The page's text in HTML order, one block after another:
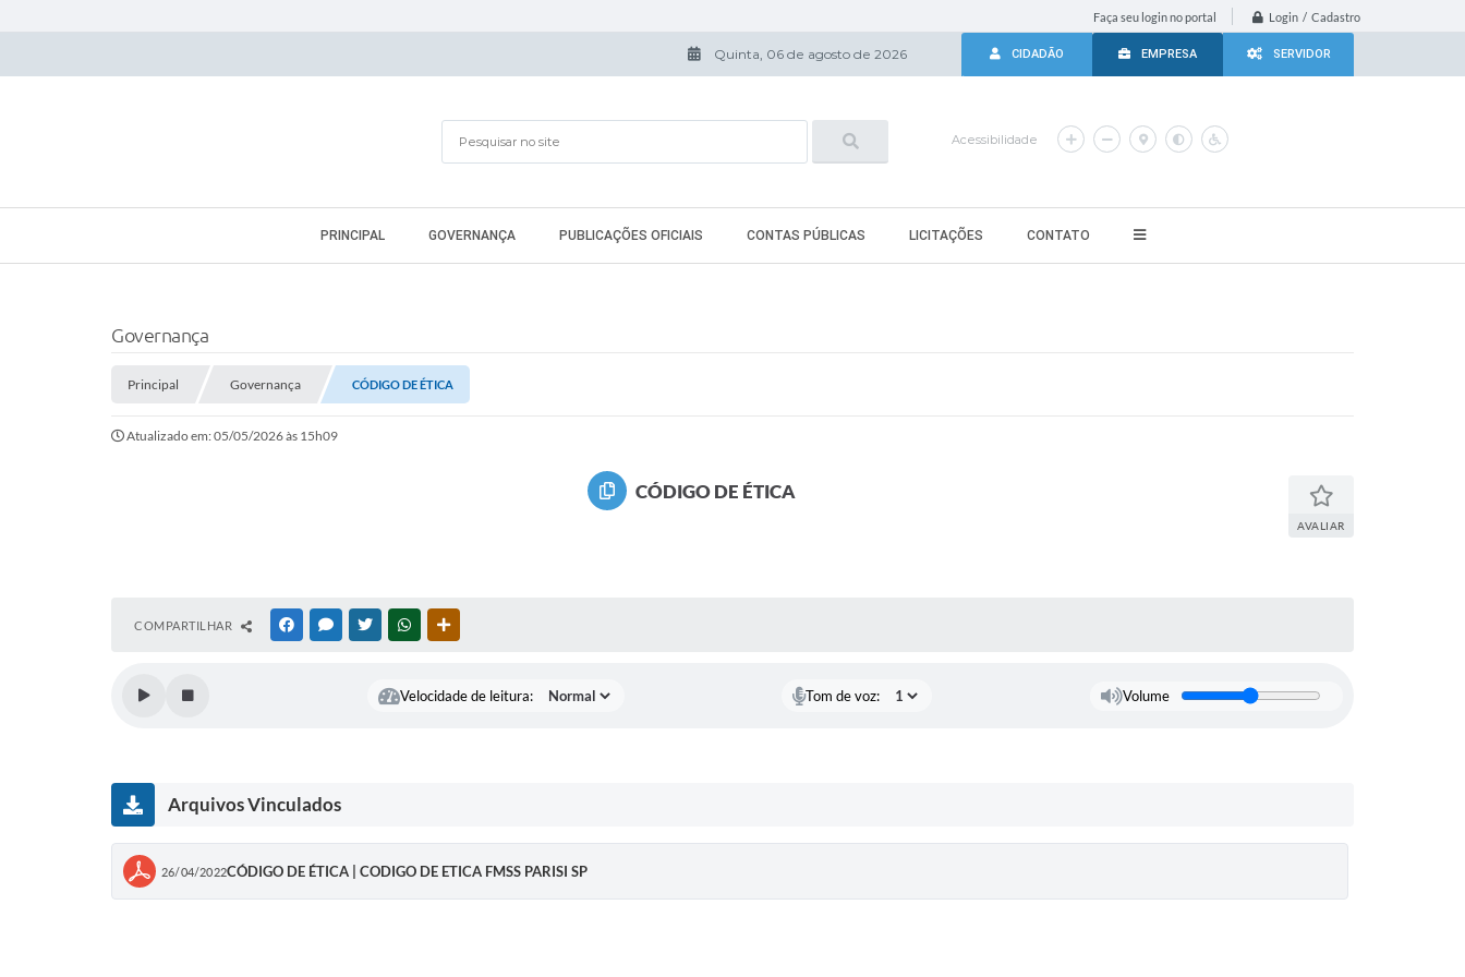
Faça seu login no portal Login / Cadastro
CIDADÃO EMPRESA SERVIDOR
Quinta, 06 de agosto de 2026
Acessibilidade
PRINCIPAL GOVERNANÇA PUBLICAÇÕES OFICIAIS CONTAS PÚBLICAS LICITAÇÕES CONTATO
Governança
Principal Governança CÓDIGO DE ÉTICA
Atualizado em: 05/05/2026 às 15h09
CÓDIGO DE ÉTICA
AVALIAR
COMPARTILHAR FACEBOOKMESSENGER
TWITTERWHATSAPP
Velocidade de leitura: Tom de voz: Volume
Arquivos Vinculados
26/04/2022CÓDIGO DE ÉTICA | CODIGO DE ETICA FMSS PARISI SP